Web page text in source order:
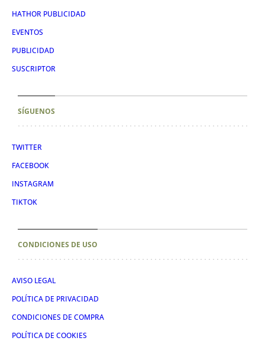
HATHOR PUBLICIDAD
EVENTOS
PUBLICIDAD
SUSCRIPTOR
SÍGUENOS
TWITTER
FACEBOOK
INSTAGRAM
TIKTOK
CONDICIONES DE USO
AVISO LEGAL
POLÍTICA DE PRIVACIDAD
CONDICIONES DE COMPRA
POLÍTICA DE COOKIES